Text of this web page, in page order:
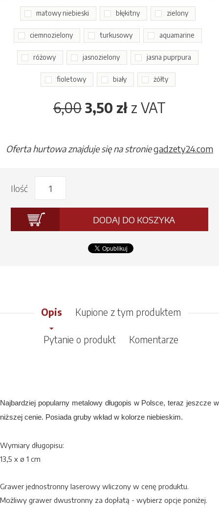
matowy niebieski błękitny zielony
ciemnozielony turkusowy aquamarine
różowy jasnozielony jasna puprpura
fioletowy biały żółty
6,00 3,50 zł z VAT
Oferta hurtowa znajduje się na stroniegadzety24.com
Ilość
DODAJ DO KOSZYKA
Opis Kupione z tym produktem
Pytanie o produkt Komentarze
Najbardziej popularny metalowy długopis w Polsce, teraz jeszcze w
niższej cenie. Posiada gruby wkład w kolorze niebieskim.
Wymiary długopisu:
13,5 x ø 1 cm
Grawer jednostronny laserowy wliczony w cenę produktu.
Możliwy grawer dwustronny za dopłatą - wybierz opcje poniżej.